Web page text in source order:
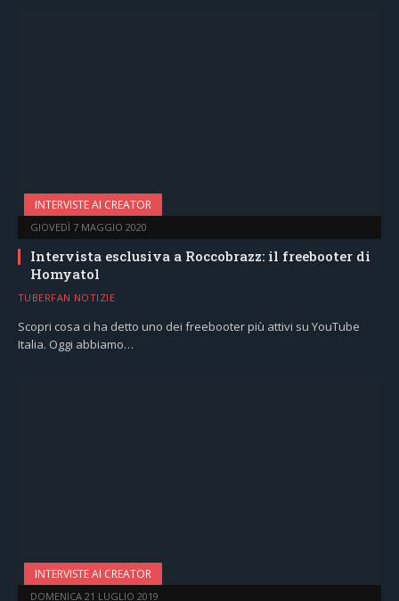
INTERVISTE AI CREATOR
GIOVEDÌ 7 MAGGIO 2020
Intervista esclusiva a Roccobrazz: il freebooter di
Homyatol
TUBERFAN NOTIZIE
Scopri cosa ci ha detto uno dei freebooter più attivi su YouTube
Italia. Oggi abbiamo…
INTERVISTE AI CREATOR
DOMENICA 21 LUGLIO 2019